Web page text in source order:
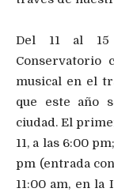
Del 11 al 15
Conservatorio
musical en el
que este año
ciudad. El
11, a las 6:00
pm (entrada
11:00 am, en la